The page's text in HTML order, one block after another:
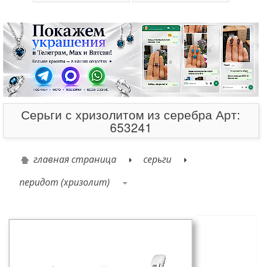
Серьги с хризолитом из серебра Арт:
653241
главная страница
серьги
перидот (хризолит)